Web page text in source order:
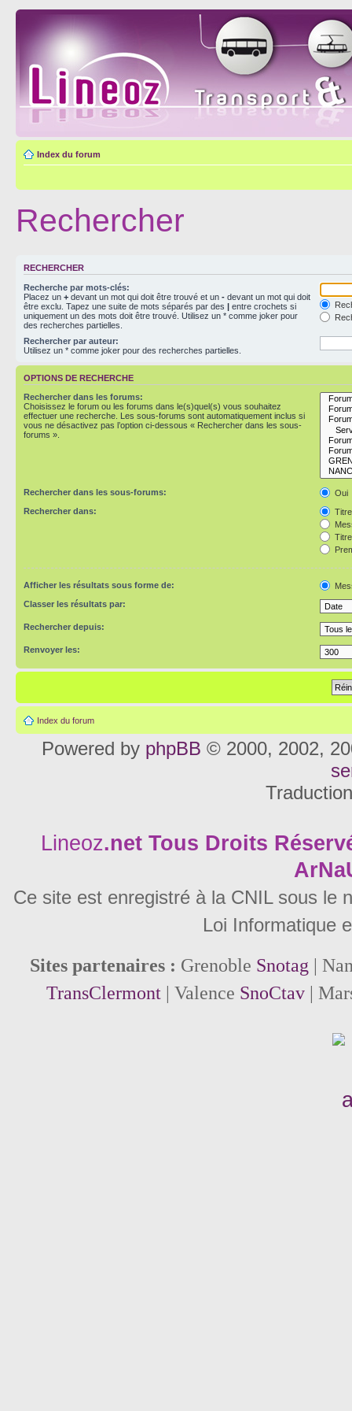
Index du forum
Rechercher
RECHERCHER
Recherche par mots-clés:
Placez un + devant un mot qui doit être trouvé et un - devant un mot qui doit
être exclu. Tapez une suite de mots séparés par des | entre crochets si
uniquement un des mots doit être trouvé. Utilisez un * comme joker pour
des recherches partielles.
Rechercher par auteur:
Utilisez un * comme joker pour des recherches partielles.
OPTIONS DE RECHERCHE
Rechercher dans les forums:
Choisissez le forum ou les forums dans le(s)quel(s) vous souhaitez
effectuer une recherche. Les sous-forums sont automatiquement inclus si
vous ne désactivez pas l’option ci-dessous « Rechercher dans les sous-
forums ».
Rechercher dans les sous-forums:
Oui
Rechercher dans:
Afficher les résultats sous forme de:
Classer les résultats par:
Rechercher depuis:
Renvoyer les:
Index du forum
Powered by phpBB © 2000, 2002,
Lineoz.net Tous Droits
Ce site est enregistré à la CNIL sous le
Loi Informatique
Sites partenaires : Grenoble Snotag |
TransClermont| Valence SnoCtav|